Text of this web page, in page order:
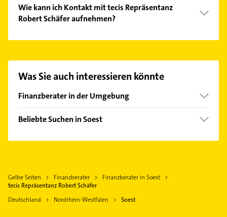
Finanzberatung, Altersvorsorge, Investment,
Vermögensaufbau und Immobilienfinanzierung.
Wie kann ich Kontakt mit tecis Repräsentanz
Robert Schäfer aufnehmen?
Hier finden Sie alleKontaktdaten
Was Sie auch interessieren könnte
Finanzberater in der Umgebung
Welver
Anröchte
Lippstadt
Beckum
Beliebte Suchen in Soest
Heizungsbauer
Gelbe Seiten Finanzberater
Finanzberater in Soest
tecis Repräsentanz Robert Schäfer
Deutschland
Nordrhein-Westfalen Soest